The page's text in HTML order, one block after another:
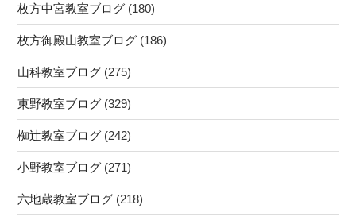
枚方中宮教室ブログ (180)
枚方御殿山教室ブログ (186)
山科教室ブログ (275)
東野教室ブログ (329)
椥辻教室ブログ (242)
小野教室ブログ (271)
六地蔵教室ブログ (218)